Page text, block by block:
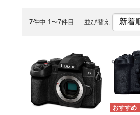
7件中 1〜7件目 並び替え